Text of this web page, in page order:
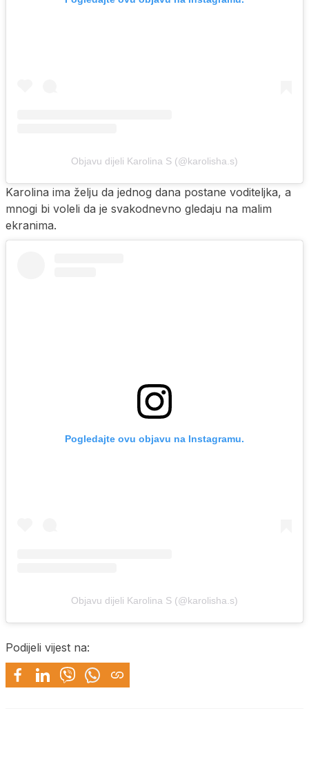
Objavu dijeli Karolina S (@karolisha.s)
Karolina ima želju da jednog dana postane voditeljka, a
mnogi bi voleli da je svakodnevno gledaju na malim
ekranima.
Pogledajte ovu objavu na Instagramu.
Objavu dijeli Karolina S (@karolisha.s)
Podijeli vijest na: